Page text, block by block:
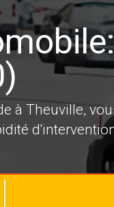
à Theuville,